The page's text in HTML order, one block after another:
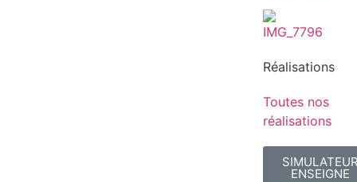
Réalisations
Toutes nos
réalisations
ENSEIGNE